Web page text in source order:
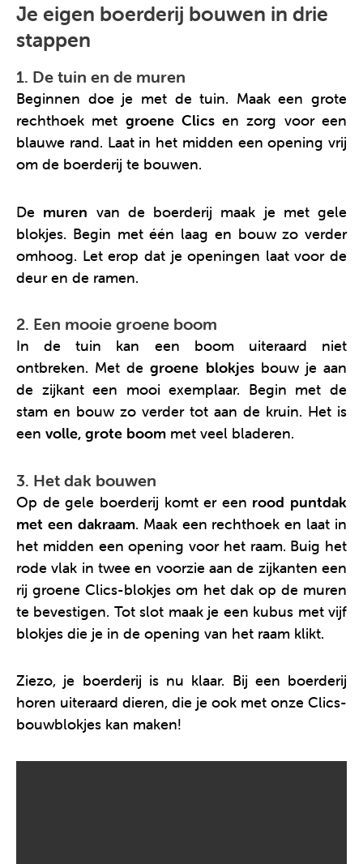
Je eigen boerderij bouwen in drie
stappen
1. De tuin en de muren
Beginnen doe je met de tuin. Maak een grote
rechthoek met groene Clicsen zorg voor een
blauwe rand. Laat in het midden een opening vrij
om de boerderij te bouwen.
De muren van de boerderij maak je met gele
blokjes. Begin met één laag en bouw zo verder
omhoog. Let erop dat je openingen laat voor de
deur en de ramen.
2. Een mooie groene boom
In de tuin kan een boom uiteraard niet
ontbreken. Met degroene blokjesbouw je aan
de zijkant een mooi exemplaar. Begin met de
stam en bouw zo verder tot aan de kruin. Het is
een volle, grote boom met veel bladeren.
3. Het dak bouwen
Op de gele boerderij komt er een rood puntdak
met een dakraam. Maak een rechthoek en laat in
het midden een opening voor het raam. Buig het
rode vlak in twee en voorzie aan de zijkanten een
rij groene Clics-blokjes om het dak op de muren
te bevestigen. Tot slot maak je een kubus met vijf
blokjes die je in de opening van het raam klikt.
Ziezo, je boerderij is nu klaar. Bij een boerderij
horen uiteraard dieren, die je ook met onze Clics-
bouwblokjes kan maken!